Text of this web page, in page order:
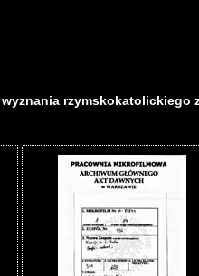
rzymskokatolickiego